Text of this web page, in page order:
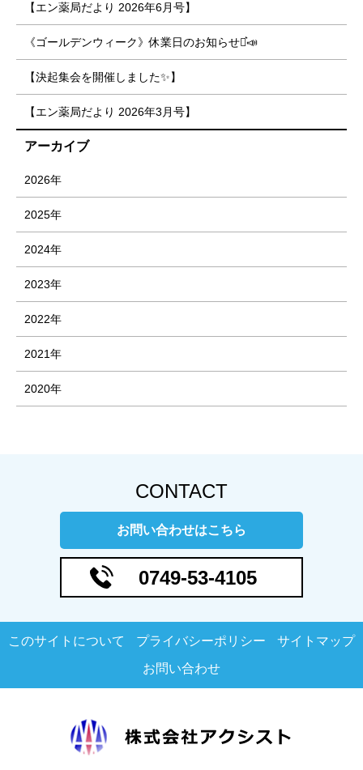
【エン薬局だより 2026年6月号】
《ゴールデンウィーク》休業日のお知らせ⋆͛📣
【決起集会を開催しました✨】
【エン薬局だより 2026年3月号】
アーカイブ
2026年
2025年
2024年
2023年
2022年
2021年
2020年
CONTACT
お問い合わせはこちら
0749-53-4105
このサイトについて プライバシーポリシー
サイトマップ
お問い合わせ